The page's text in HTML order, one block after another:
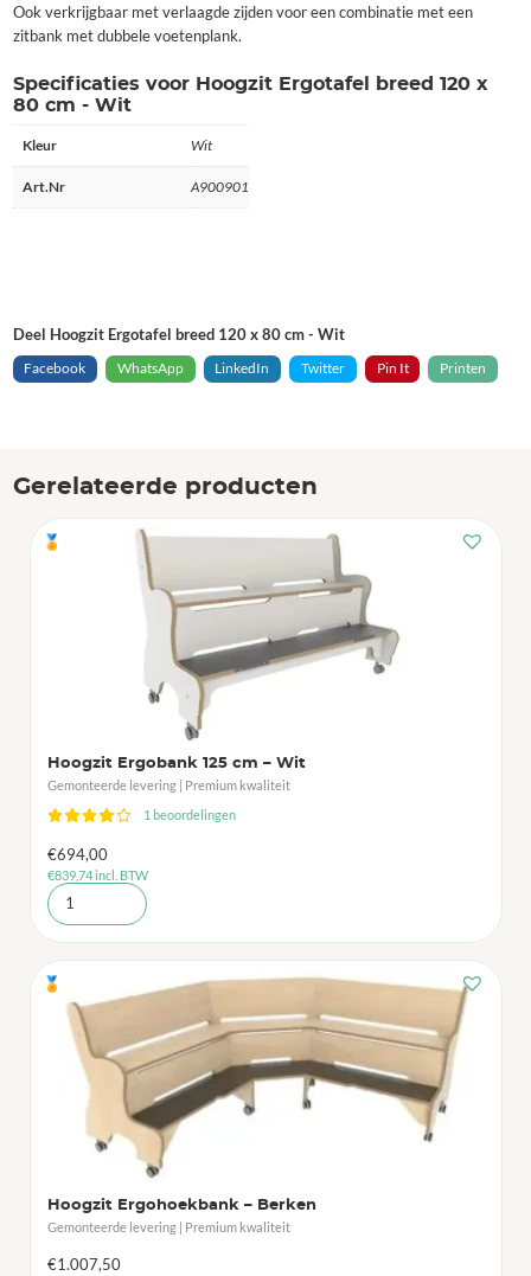
Ook verkrijgbaar met verlaagde zijden voor een combinatie met een
zitbank met dubbele voetenplank.
Specificaties voor Hoogzit Ergotafel breed 120 x
80 cm - Wit
Kleur Wit
Art.Nr A900901
Deel Hoogzit Ergotafel breed 120 x 80 cm - Wit
Facebook
WhatsApp LinkedIn Twitter Pin It Printen
Gerelateerde producten
🏅
Hoogzit Ergobank 125 cm – Wit
Gemonteerde levering | Premium kwaliteit
1 beoordelingen
€694,00
€839,74incl. BTW
🏅
Hoogzit Ergohoekbank – Berken
Gemonteerde levering | Premium kwaliteit
€1.007,50